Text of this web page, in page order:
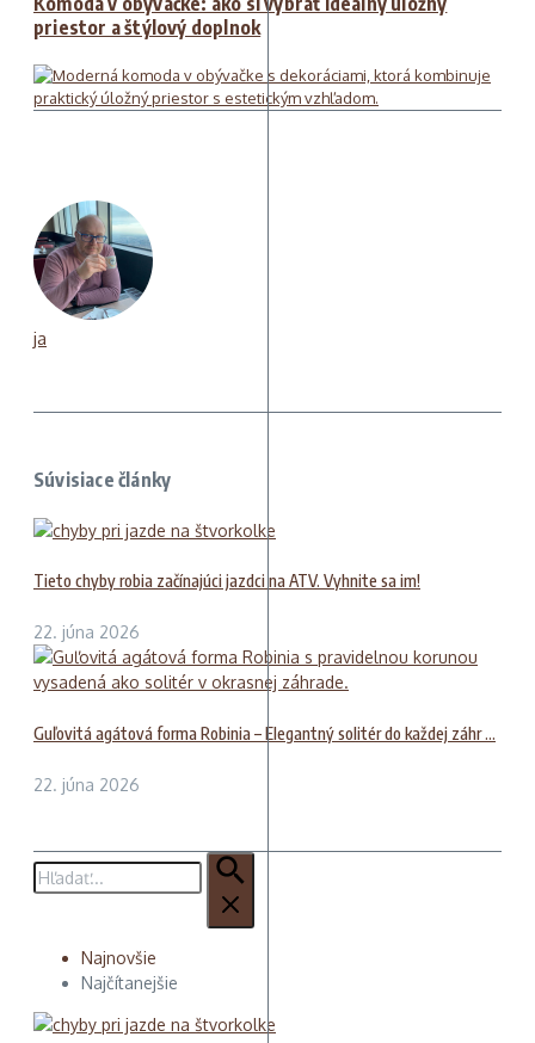
priestor a štýlový doplnok
ja
Súvisiace články
Tieto chyby robia začínajúci jazdci na ATV. Vyhnite sa im!
22. júna 2026
Guľovitá agátová forma Robinia – Elegantný solitér do každej záhr ...
22. júna 2026
Hľadať:
Najnovšie
Najčítanejšie